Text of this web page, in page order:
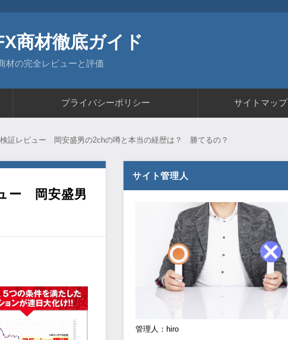
商材徹底ガイド
材の完全レビューと評価
プライバシーポリシー サイトマップ
証レビュー 岡安盛男の2chの噂と本当の経歴は？ 勝てるの？
ー 岡安盛男
サイト管理人
管理人：hiro